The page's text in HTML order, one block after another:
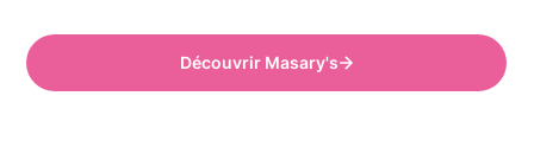
Découvrir Masary's